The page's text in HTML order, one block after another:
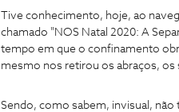
Tive conhecimento, hoje, ao
chamado "NOS Natal 2020: A
tempo em que o confinamento
mesmo nos retirou os abraços,
Sendo, como sabem, invisual,